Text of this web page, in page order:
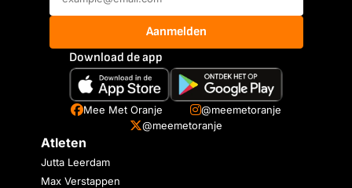
Aanmelden
Download de app
Mee Met Oranje
@meemetoranje
@meemetoranje
Atleten
Jutta Leerdam
Max Verstappen